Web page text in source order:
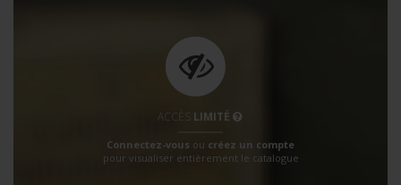
ACCÈS LIMITÉ
Connectez-vous ou créez un compte
pour visualiser entièrement le catalogue